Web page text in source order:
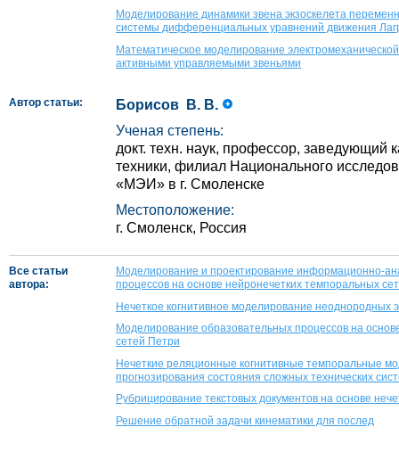
Моделирование динамики звена экзоскелета
системы дифференциальных уравнений движения
Математическое моделирование
активными управляемыми звеньями
Автор статьи:
Борисов В. В.
Ученая степень:
докт. техн. наук, профессор, заведующий
техники, филиал Национального
«МЭИ» в г. Смоленске
Местоположение:
г. Смоленск, Россия
Все статьи
автора:
Моделирование и проектирование информационно-
процессов на основе нейронечетких темпоральных
Нечеткое когнитивное моделирование неоднородных
Моделирование образовательных процессов на
сетей Петри
Нечеткие реляционные когнитивные темпоральные
прогнозирования состояния сложных технических
Рубрицирование текстовых документов на основе
Решение обратной задачи кинематики для послед